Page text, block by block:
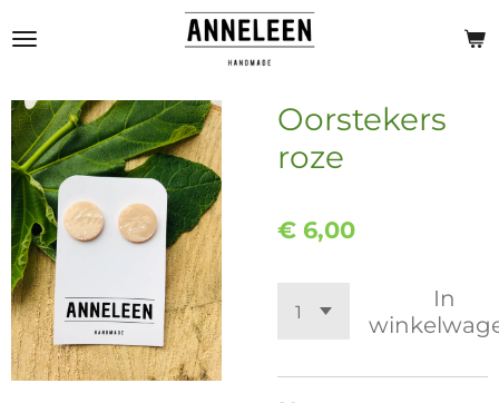
direct
de
hoofdinhoud
Oorstekers
roze
€ 6,00
In